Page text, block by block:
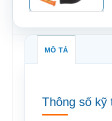
MÔ TẢ
Thông số kỹ